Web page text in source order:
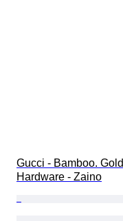
Gucci - Bamboo. Gold
Hardware - Zaino